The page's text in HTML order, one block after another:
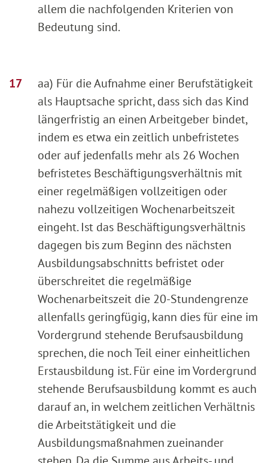
allem die nachfolgenden Kriterien von
Bedeutung sind.
aa) Für die Aufnahme einer Berufstätigkeit
als Hauptsache spricht, dass sich das Kind
längerfristig an einen Arbeitgeber bindet,
indem es etwa ein zeitlich unbefristetes
oder auf jedenfalls mehr als 26 Wochen
befristetes Beschäftigungsverhältnis mit
einer regelmäßigen vollzeitigen oder
nahezu vollzeitigen Wochenarbeitszeit
eingeht. Ist das Beschäftigungsverhältnis
dagegen bis zum Beginn des nächsten
Ausbildungsabschnitts befristet oder
überschreitet die regelmäßige
Wochenarbeitszeit die 20-Stundengrenze
allenfalls geringfügig, kann dies für eine im
Vordergrund stehende Berufsausbildung
sprechen, die noch Teil einer einheitlichen
Erstausbildung ist. Für eine im Vordergrund
stehende Berufsausbildung kommt es auch
darauf an, in welchem zeitlichen Verhältnis
die Arbeitstätigkeit und die
Ausbildungsmaßnahmen zueinander